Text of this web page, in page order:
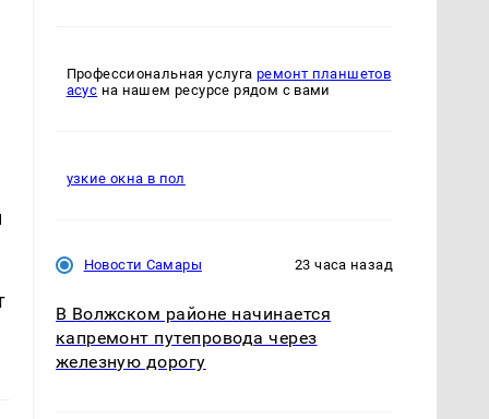
Профессиональная услуга ремонт планшетов
асус на нашем ресурсе рядом с вами
узкие окна в пол
Новости Самары 23 часа назад
В Волжском районе начинается
капремонт путепровода через
железную дорогу